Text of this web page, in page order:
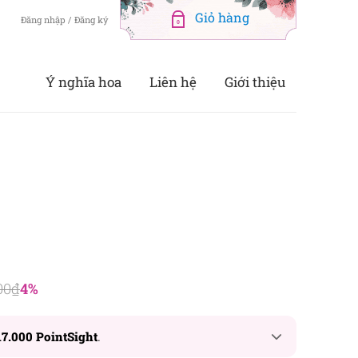
Đăng nhập / Đăng ký 0
Ý nghĩa hoa Liên hệ Giới thiệu
₫4%
PointSight.